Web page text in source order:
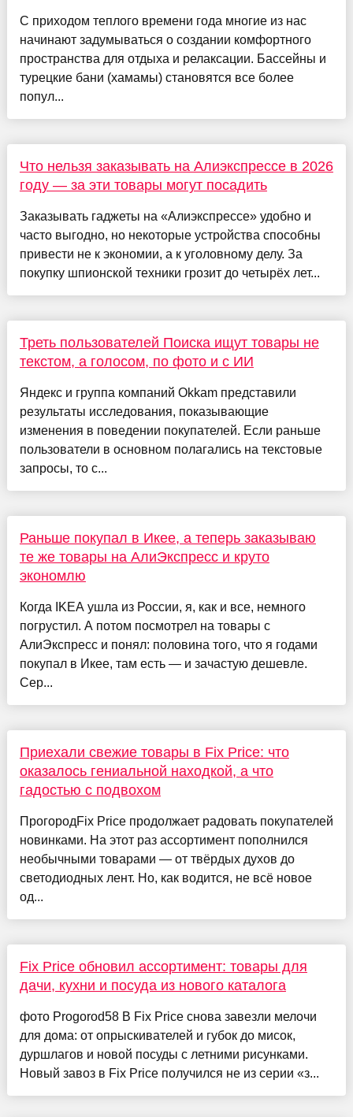
С приходом теплого времени года многие из нас
начинают задумываться о создании комфортного
пространства для отдыха и релаксации. Бассейны и
турецкие бани (хамамы) становятся все более
попул...
Что нельзя заказывать на Алиэкспрессе в 2026
году — за эти товары могут посадить
Заказывать гаджеты на «Алиэкспрессе» удобно и
часто выгодно, но некоторые устройства способны
привести не к экономии, а к уголовному делу. За
покупку шпионской техники грозит до четырёх лет...
Треть пользователей Поиска ищут товары не
текстом, а голосом, по фото и с ИИ
Яндекс и группа компаний Okkam представили
результаты исследования, показывающие
изменения в поведении покупателей. Если раньше
пользователи в основном полагались на текстовые
запросы, то с...
Раньше покупал в Икее, а теперь заказываю
те же товары на АлиЭкспресс и круто
экономлю
Когда IKEA ушла из России, я, как и все, немного
погрустил. А потом посмотрел на товары с
АлиЭкспресс и понял: половина того, что я годами
покупал в Икее, там есть — и зачастую дешевле.
Сер...
Приехали свежие товары в Fix Price: что
оказалось гениальной находкой, а что
гадостью с подвохом
ПрогородFix Price продолжает радовать покупателей
новинками. На этот раз ассортимент пополнился
необычными товарами — от твёрдых духов до
светодиодных лент. Но, как водится, не всё новое
од...
Fix Price обновил ассортимент: товары для
дачи, кухни и посуда из нового каталога
фото Progorod58 В Fix Price снова завезли мелочи
для дома: от опрыскивателей и губок до мисок,
дуршлагов и новой посуды с летними рисунками.
Новый завоз в Fix Price получился не из серии «з...